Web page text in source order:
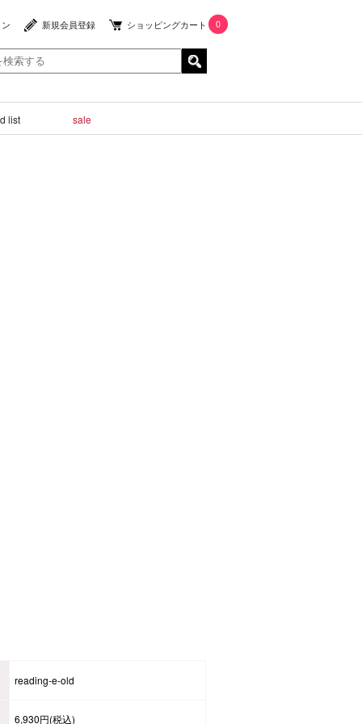
新規会員登録 ショッピングカート 0
list sale
reading-e-old
6,930円(税込)